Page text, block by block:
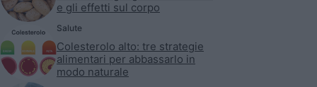
e gli effetti sul corpo
Salute
Colesterolo alto: tre strategie
alimentari per abbassarlo in
modo naturale